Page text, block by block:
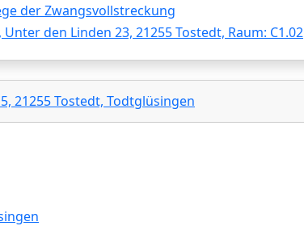
der Zwangsvollstreckung
den Linden 23, 21255 Tostedt, Raum: C1.02
21255 Tostedt, Todtglüsingen